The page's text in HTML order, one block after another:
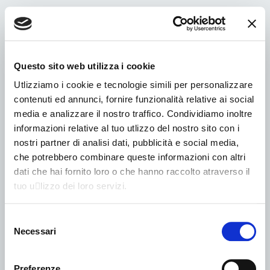
Questo sito web utilizza i cookie
Utlizziamo i cookie e tecnologie simili per personalizzare
contenuti ed annunci, fornire funzionalità relative ai social
media e analizzare il nostro traffico. Condividiamo inoltre
informazioni relative al tuo utlizzo del nostro sito con i
nostri partner di analisi dati, pubblicità e social media,
che potrebbero combinare queste informazioni con altri
dati che hai fornito loro o che hanno raccolto atraverso il
tuo u􀆟lizzo dei loro servizi.
delNecessari
Tag: aeronautica
veicoli elettrici
all’Aeronautica Militare